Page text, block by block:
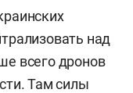
над
всего дронов
Там силы